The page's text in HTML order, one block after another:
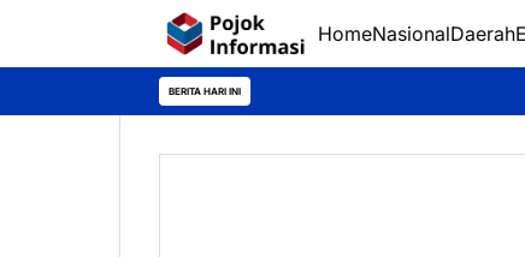
HomeNasionalDaerah
BERITA HARI INI